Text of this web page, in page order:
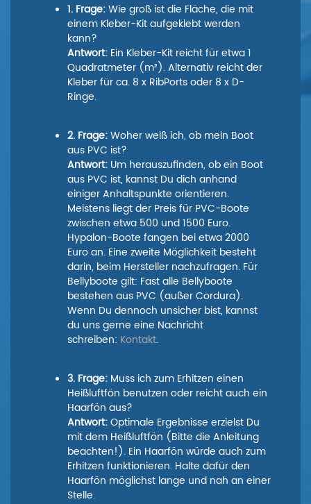
1. Frage:Wie groß ist die Fläche, die mit
einem Kleber-Kit aufgeklebt werden
kann?
Antwort: Ein Kleber-Kit reicht für etwa 1
Quadratmeter (m²). Alternativ reicht der
Kleber für ca. 8 x RibPorts oder 8 x D-
Ringe.
2. Frage:Woher weiß ich, ob mein Boot
aus PVC ist?
Antwort: Um herauszufinden, ob ein Boot
aus PVC ist, kannst Du dich anhand
einiger Anhaltspunkte orientieren.
Meistens liegt der Preis für PVC-Boote
zwischen etwa 500 und 1500 Euro.
Hypalon-Boote fangen bei etwa 2000
Euro an. Eine zweite Möglichkeit besteht
darin, beim Hersteller nachzufragen. Für
Bellyboote gilt: Fast alle Bellyboote
bestehen aus PVC (außer Cordura).
Wenn Du dennoch unsicher bist, kannst
du uns gerne eine Nachricht
schreiben: Kontakt.
3. Frage: Muss ich zum Erhitzen einen
Heißluftfön benutzen oder reicht auch ein
Haarfön aus?
Antwort:Optimale Ergebnisse erzielst Du
mit dem Heißluftfön (Bitte die Anleitung
beachten!). Ein Haarfön würde auch zum
Erhitzen funktionieren. Halte dafür den
Haarfön möglichst lange und nah an einer
Stelle.